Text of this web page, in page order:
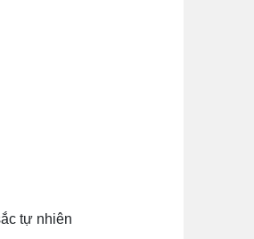
tự nhiên